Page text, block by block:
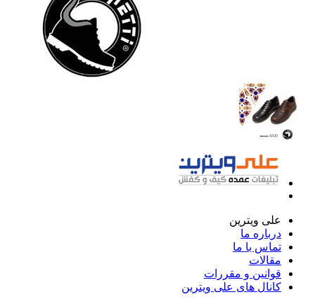
علی ویترین
درباره ما
تماس با ما
مقالات
قوانین و مقررات
کانال های علی ویترین